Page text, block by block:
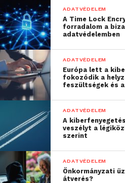
ADATVÉDELEM
A Time Lock
forradalom a
adatvédelemben
ADATVÉDELEM
Európa lett a
fokozódik a
feszültségek és
ADATVÉDELEM
A
veszélyt a
szerint
ADATVÉDELEM
Önkormányzati
átverés?